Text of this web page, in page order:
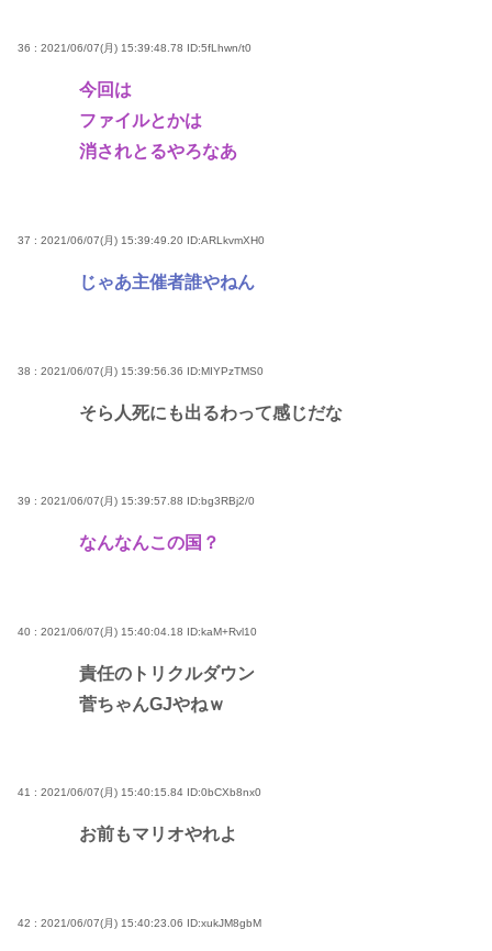
36 : 2021/06/07(月) 15:39:48.78 ID:5fLhwn/t0
今回は
ファイルとかは
消されとるやろなあ
37 : 2021/06/07(月) 15:39:49.20 ID:ARLkvmXH0
じゃあ主催者誰やねん
38 : 2021/06/07(月) 15:39:56.36 ID:MIYPzTMS0
そら人死にも出るわって感じだな
39 : 2021/06/07(月) 15:39:57.88 ID:bg3RBj2/0
なんなんこの国？
40 : 2021/06/07(月) 15:40:04.18 ID:kaM+Rvl10
責任のトリクルダウン
菅ちゃんGJやねｗ
41 : 2021/06/07(月) 15:40:15.84 ID:0bCXb8nx0
お前もマリオやれよ
42 : 2021/06/07(月) 15:40:23.06 ID:xukJM8gbM